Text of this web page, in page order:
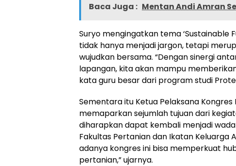
Baca Juga : Mentan Andi Amran
Suryo mengingatkan tema ‘Sustainable
tidak hanya menjadi jargon, tetapi
wujudkan bersama. “Dengan sinergi
lapangan, kita akan mampu
kata guru besar dari program studi
Sementara itu Ketua Pelaksana Kongres
memaparkan sejumlah tujuan dari
diharapkan dapat kembali menjadi
Fakultas Pertanian dan Ikatan Keluarga
adanya kongres ini bisa memperkuat
pertanian,” ujarnya.